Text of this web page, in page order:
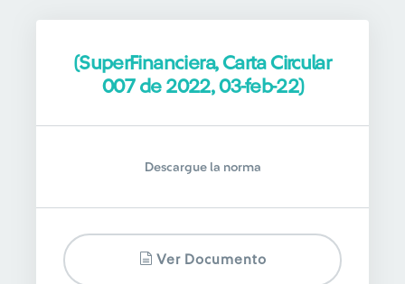
(SuperFinanciera, Carta Circular
007 de 2022, 03-feb-22)
Descargue la norma
Ver Documento